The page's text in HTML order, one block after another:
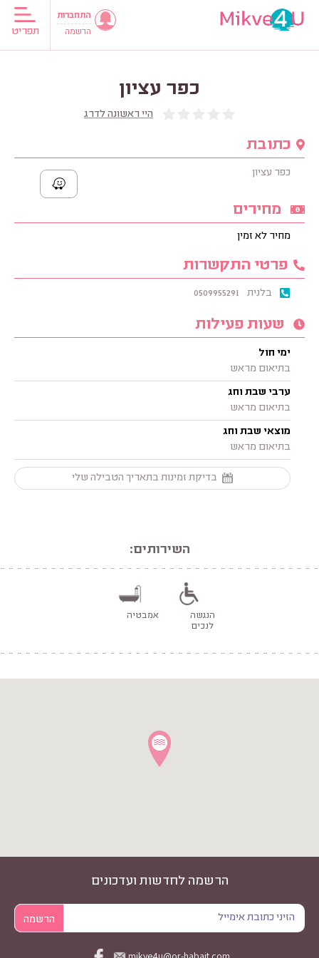
תפריט
התחברות
הרשמה
כפר עציון
היי ראשונה לדרג
כתובת
כפר עציון
מחירים
מחיר לא זמין
פרטי התקשרות
בלנית 0509955291
שעות פעילות
ימי חול
בתיאום מראש
ערבי שבת וחג
בתיאום מראש
מוצאי שבת וחג
בתיאום מראש
בדיקת זמינות בתאריך הטבילה שלי
השירותים:
הנגשה
לנכים
אמבטיה
הרשמה לחדשות ועדכונים